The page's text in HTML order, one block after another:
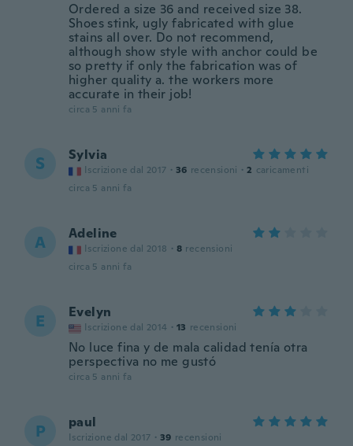
Ordered a size 36 and received size 38.
Shoes stink, ugly fabricated with glue
stains all over. Do not recommend,
although show style with anchor could be
so pretty if only the fabrication was of
higher quality a. the workers more
accurate in their job!
circa 5 anni fa
S Sylvia
Iscrizione dal 2017 · 36 recensioni · 2 caricamenti
circa 5 anni fa
A Adeline
Iscrizione dal 2018 · 8 recensioni
circa 5 anni fa
E Evelyn
Iscrizione dal 2014 · 13 recensioni
No luce fina y de mala calidad tenía otra
perspectiva no me gustó
circa 5 anni fa
P paul
Iscrizione dal 2017 · 39 recensioni